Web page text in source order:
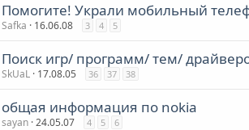
Помогите! Украли мобильный
Safka 16.06.08 3 4 5
Поиск игр/ программ/ тем/
SkUaL 17.08.05 36 37 38
общая информация по nokia
sayan 24.05.07 4 5 6